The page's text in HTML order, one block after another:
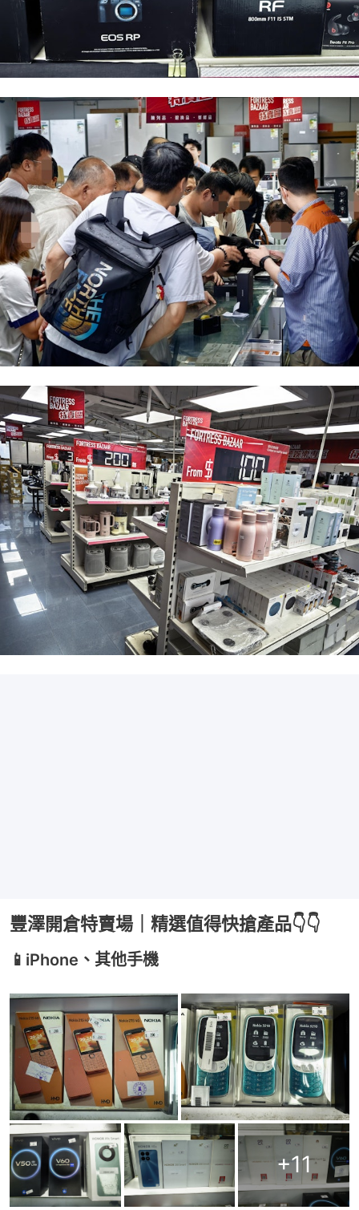
豐澤開倉特賣場｜精選值得快搶產品👇👇
📱iPhone、其他手機
+11